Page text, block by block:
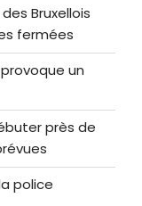
Bruxellois
fermées
provoque un
près de
police